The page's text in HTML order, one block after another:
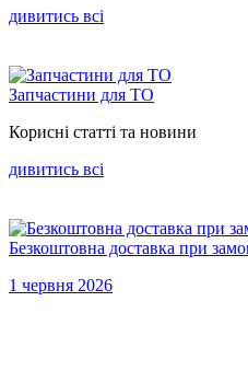
дивитись всi
Запчастини для ТО
Корисні статті та новини
дивитись всi
Безкоштовна доставка при
1 червня 2026